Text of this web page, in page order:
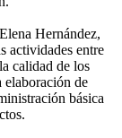
Hernández,
actividades entre
calidad de los
elaboración de
básica